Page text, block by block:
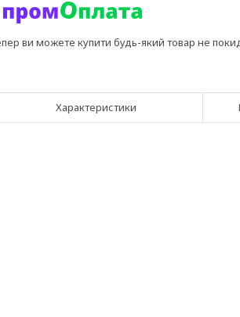
ви можете купити будь-який товар не
Характеристики